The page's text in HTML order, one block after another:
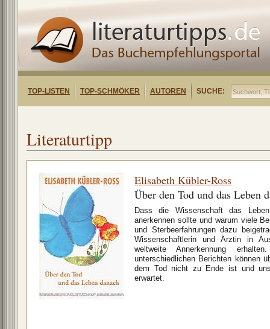
TOP-LISTEN TOP-SCHMÖKER AUTOREN SUCHE:
Literaturtipp
Elisabeth Kübler-Ross
Über den Tod und das Leben
Dass die Wissenschaft das
anerkennen sollte und warum viele
und Sterbeerfahrungen dazu
Wissenschaftlerin und Ärztin in
weltweite Annerkennung
unterschiedlichen Berichten können
dem Tod nicht zu Ende ist und
erwartet.